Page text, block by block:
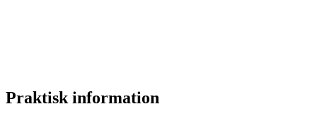
Praktisk information